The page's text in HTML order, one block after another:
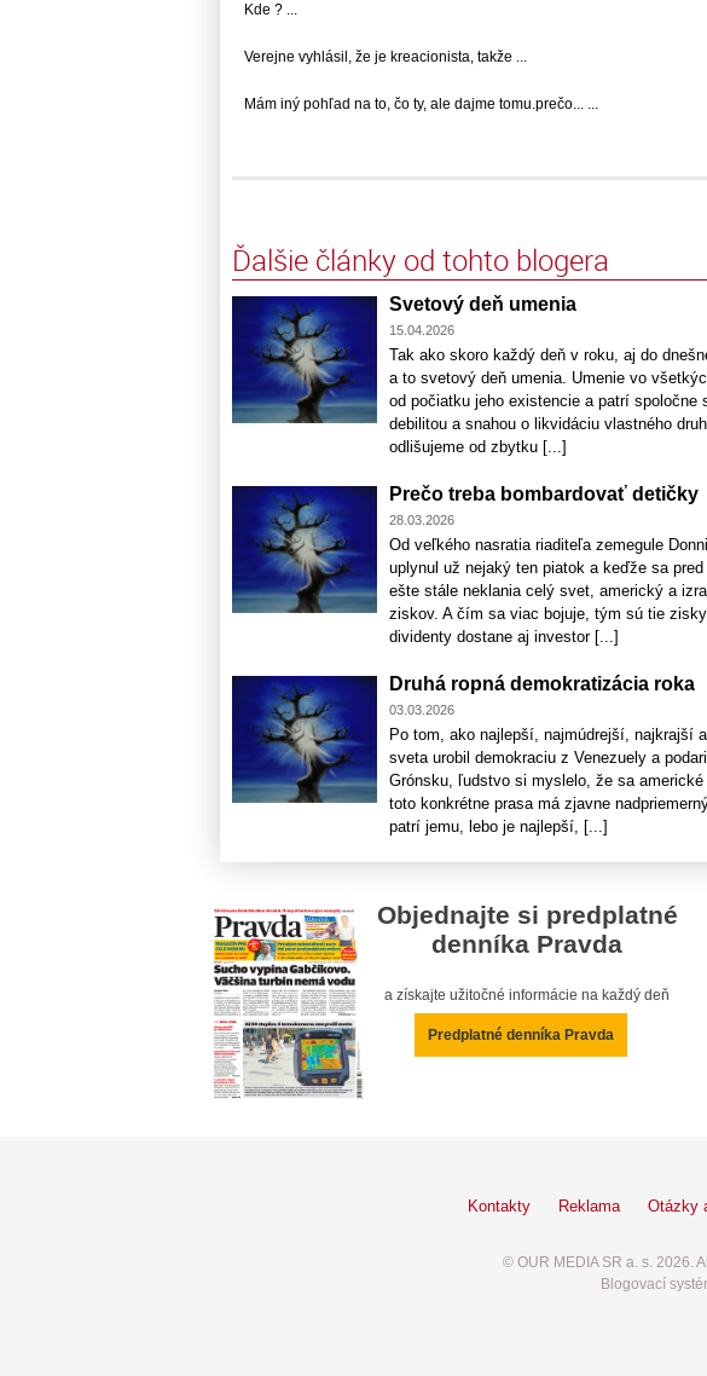
Kde ? ...
Verejne vyhlásil, že je kreacionista, takže ...
Mám iný pohľad na to, čo ty, ale dajme tomu.prečo... ...
Ďalšie články od tohto blogera
Svetový deň umenia
15.04.2026
Tak ako skoro každý deň v roku, aj do
a to svetový deň umenia. Umenie vo
od počiatku jeho existencie a patrí spoločne
debilitou a snahou o likvidáciu vlastného
odlišujeme od zbytku [...]
Prečo treba bombardovať detičky
28.03.2026
Od veľkého nasratia riaditeľa zemegule
uplynul už nejaký ten piatok a keďže sa
ešte stále neklania celý svet, americký a
ziskov. A čím sa viac bojuje, tým sú tie
dividenty dostane aj investor [...]
Druhá ropná demokratizácia roka
03.03.2026
Po tom, ako najlepší, najmúdrejší, najkrajší
sveta urobil demokraciu z Venezuely a
Grónsku, ľudstvo si myslelo, že sa
toto konkrétne prasa má zjavne
patrí jemu, lebo je najlepší, [...]
Objednajte si predplatné
denníka Pravda
a získajte užitočné informácie na každý deň
Predplatné denníka Pravda
Kontakty Reklama Otázky
© OUR MEDIA SR a. s. 2026.
Blogovací